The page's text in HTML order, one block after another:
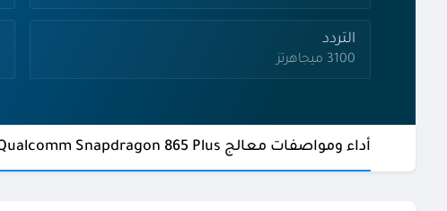
التردد
3100 ميجاهرتز
أداء ومواصفات معالج Qualcomm Snapdragon 865 Plus